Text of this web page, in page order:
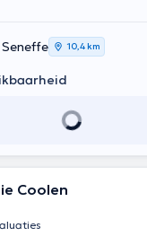
parents ou pas.
qui à un moment de
ou sont en souffrance.
10,4 km
Coolen